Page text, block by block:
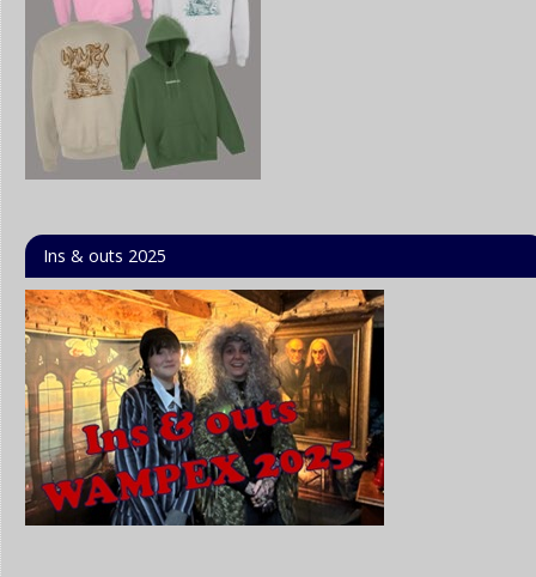
Ins & outs 2025